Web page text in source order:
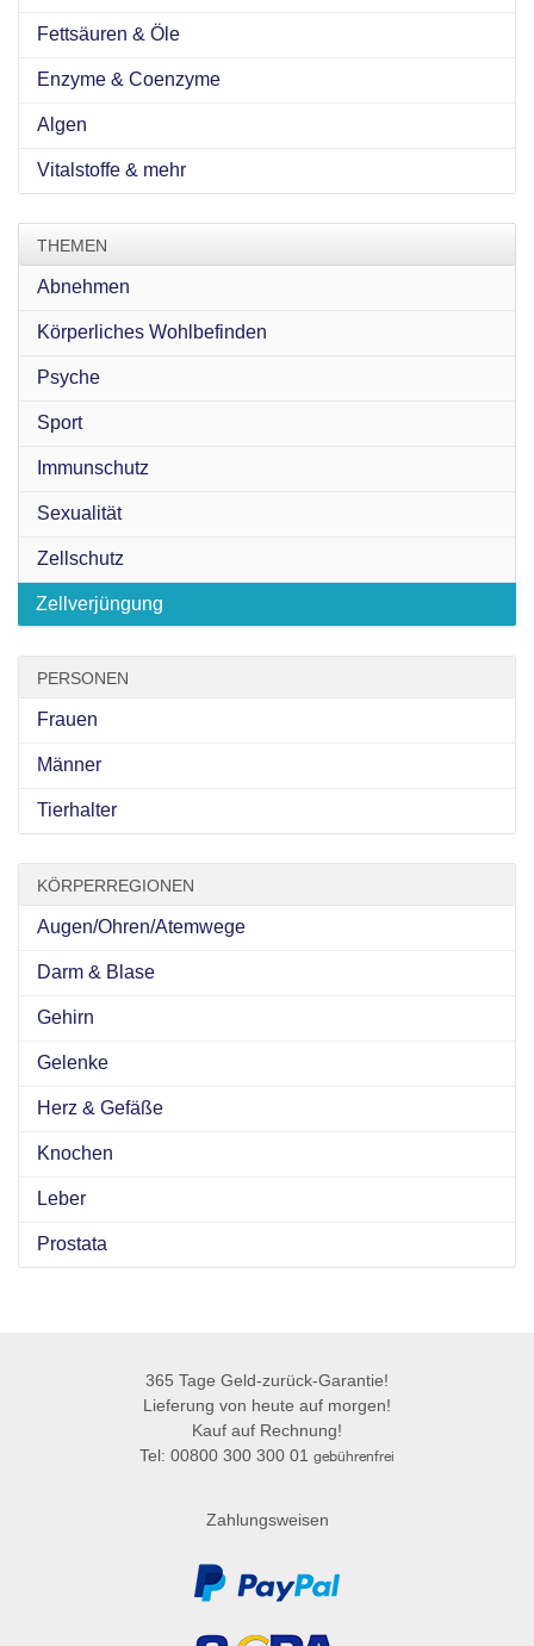
Fettsäuren & Öle
Enzyme & Coenzyme
Algen
Vitalstoffe & mehr
THEMEN
Abnehmen
Körperliches Wohlbefinden
Psyche
Sport
Immunschutz
Sexualität
Zellschutz
Zellverjüngung
PERSONEN
Frauen
Männer
Tierhalter
KÖRPERREGIONEN
Augen/Ohren/Atemwege
Darm & Blase
Gehirn
Gelenke
Herz & Gefäße
Knochen
Leber
Prostata
365 Tage Geld-zurück-Garantie!
Lieferung von heute auf morgen!
Kauf auf Rechnung!
Tel: 00800 300 300 01 gebührenfrei
Zahlungsweisen